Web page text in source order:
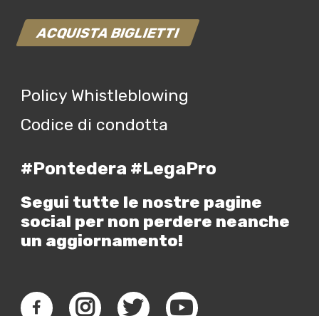
ACQUISTA BIGLIETTI
Policy Whistleblowing
Codice di condotta
#Pontedera #LegaPro
Segui tutte le nostre pagine
social per non perdere neanche
un aggiornamento!